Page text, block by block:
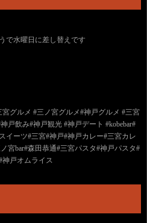
で水曜日に差し替えです
グルメ #三ノ宮グルメ#神戸グルメ #三宮
戸飲み#神戸観光 #神戸デート #kobebar#
イーツ#三宮#神戸#神戸カレー#三宮カレ
宮bar#森田恭通#三宮パスタ#神戸パスタ#
戸オムライス